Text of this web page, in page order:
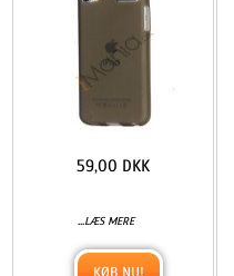
...LÆS MERE
59,00 DKK